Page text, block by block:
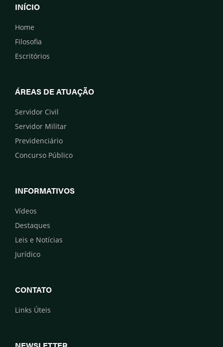
INÍCIO
Home
Filosofia
Escritórios
ÁREAS DE ATUAÇÃO
Servidor Civil
Servidor Militar
Previdenciário
Concurso Público
INFORMATIVOS
Vídeos
Destaques
Leis e Notícias
Jurídico
CONTATO
Links Úteis